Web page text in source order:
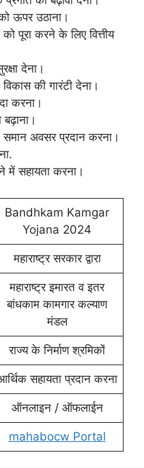
ऊपर उठाना।
पूरा करने के लिए वित्तीय
देना।
की गारंटी देना।
करना।
बढ़ाना।
समान अवसर प्रदान करना।
में सहायता करना।
Bandhkam Kamgar
Yojana 2024
महाराष्ट्र सरकार द्वारा
महाराष्ट्र इमारत व इतर
बांधकाम कामगार कल्याण
मंडल
राज्य के निर्माण श्रमिकों
सहायता प्रदान करना
ऑनलाइन / ऑफलाईन
mahabocw Portal